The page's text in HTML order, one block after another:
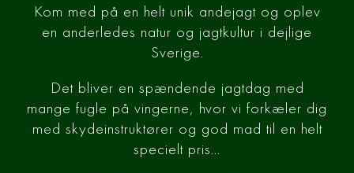
Kom med på en helt unik andejagt og oplev
en anderledes natur og jagtkultur i dejlige
Sverige.
Det bliver en spændende jagtdag med
mange fugle på vingerne, hvor vi forkæler dig
med skydeinstruktører og god mad til en helt
specielt pris…